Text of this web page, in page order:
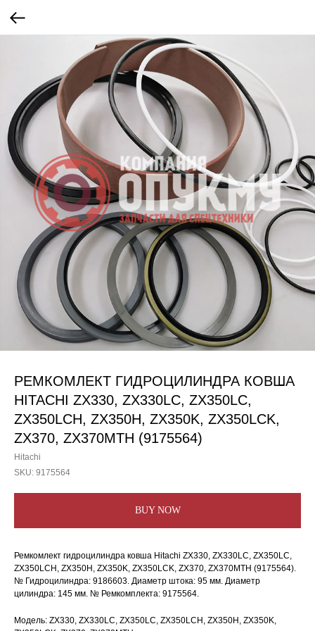
РЕМКОМЛЕКТ ГИДРОЦИЛИНДРА КОВША
HITACHI ZX330, ZX330LC, ZX350LC,
ZX350LCH, ZX350H, ZX350K, ZX350LCK,
ZX370, ZX370MTH (9175564)
Hitachi
SKU: 9175564
BUY NOW
Ремкомлект гидроцилиндра ковша Hitachi ZX330, ZX330LC, ZX350LC,
ZX350LCH, ZX350H, ZX350K, ZX350LCK, ZX370, ZX370MTH (9175564).
№ Гидроцилиндра: 9186603. Диаметр штока: 95 мм. Диаметр
цилиндра: 145 мм. № Ремкомплекта: 9175564.
Модель: ZX330, ZX330LC, ZX350LC, ZX350LCH, ZX350H, ZX350K,